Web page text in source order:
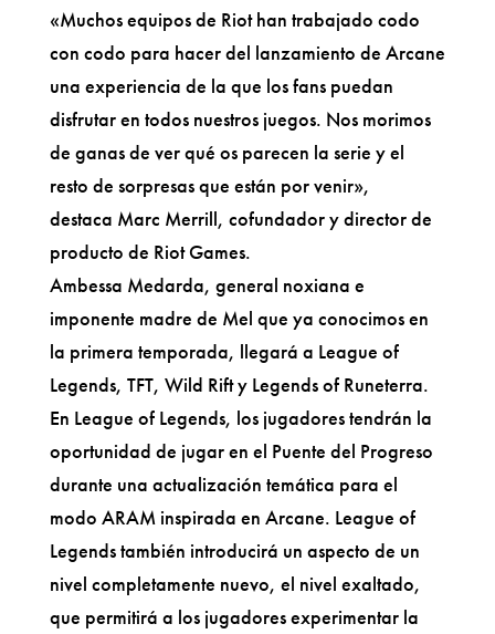
«Muchos equipos de Riot han trabajado codo
con codo para hacer del lanzamiento de Arcane
una experiencia de la que los fans puedan
disfrutar en todos nuestros juegos. Nos morimos
de ganas de ver qué os parecen la serie y el
resto de sorpresas que están por venir»,
destaca Marc Merrill, cofundador y director de
producto de Riot Games.
Ambessa Medarda, general noxiana e
imponente madre de Mel que ya conocimos en
la primera temporada, llegará a League of
Legends, TFT, Wild Rift y Legends of Runeterra.
En League of Legends, los jugadores tendrán la
oportunidad de jugar en el Puente del Progreso
durante una actualización temática para el
modo ARAM inspirada en Arcane. League of
Legends también introducirá un aspecto de un
nivel completamente nuevo, el nivel exaltado,
que permitirá a los jugadores experimentar la